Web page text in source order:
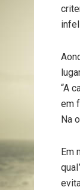
“A
em
Na
Em